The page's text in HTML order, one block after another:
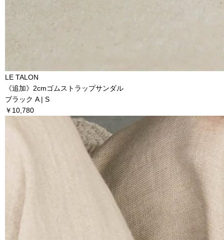
LE TALON
《追加》2cmゴムストラップサンダル
ブラック A | S
￥10,780